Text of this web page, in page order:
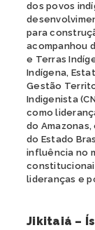
dos povos
para
acompanhou
e Terras
Indígena,
Gestão
Indigenista
como
do
do Estado
influência no
lideranças e
Jikitaiá –